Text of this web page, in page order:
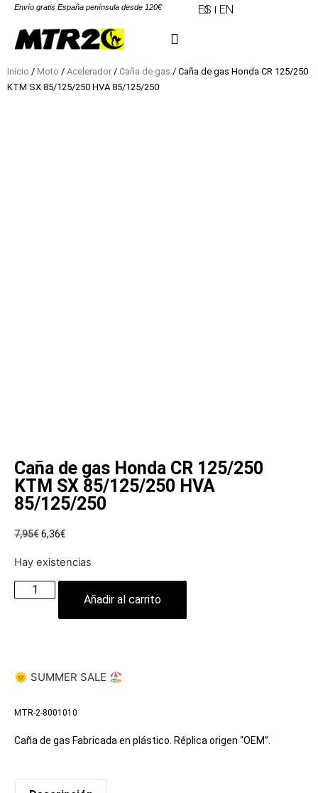
Envío gratis España península desde 120€ ES EN
Inicio / Moto / Acelerador / Caña de gas / Caña de gas Honda CR 125/250
KTM SX 85/125/250 HVA 85/125/250
Caña de gas Honda CR 125/250
KTM SX 85/125/250 HVA
85/125/250
7,95€6,36€
Hay existencias
Añadir al carrito
🌞 SUMMER SALE 🏖️
MTR-2-8001010
Caña de gas Fabricada en plástico. Réplica origen “OEM”.